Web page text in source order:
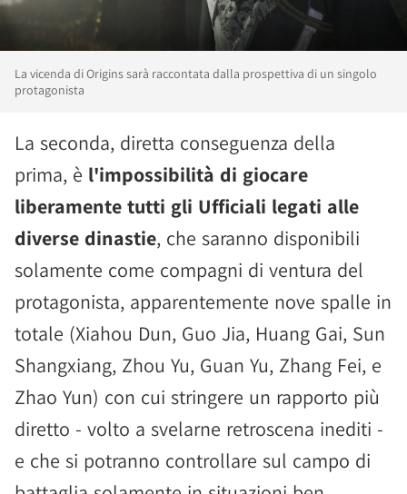
La vicenda di Origins sarà raccontata dalla prospettiva di un singolo
protagonista
La seconda, diretta conseguenza della
prima, è l'impossibilità di giocare
liberamente tutti gli Ufficiali legati alle
diverse dinastie, che saranno disponibili
solamente come compagni di ventura del
protagonista, apparentemente nove spalle in
totale (Xiahou Dun, Guo Jia, Huang Gai, Sun
Shangxiang, Zhou Yu, Guan Yu, Zhang Fei, e
Zhao Yun) con cui stringere un rapporto più
diretto - volto a svelarne retroscena inediti -
e che si potranno controllare sul campo di